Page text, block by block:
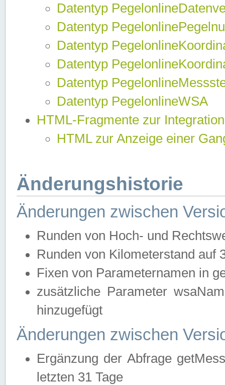
Datentyp
Datentyp
Datentyp
Datentyp
Datentyp
Datentyp PegelonlineWSA
HTML-Fragmente zur
HTML zur Anzeige einer
Änderungshistorie
Änderungen zwischen
Runden von Hoch- und
Runden von Kilometerstand auf
Fixen von Parameternamen in
zusätzliche Parameter
hinzugefügt
Änderungen zwischen
Ergänzung der Abfrage
letzten 31 Tage